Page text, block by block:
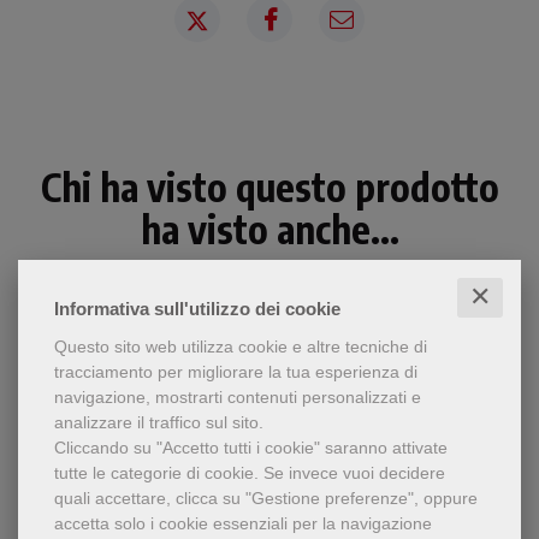
Informativa sull'utilizzo dei cookie ✕
Questo sito web utilizza cookie e altre tecniche di
tracciamento per migliorare la tua esperienza di
navigazione, mostrarti contenuti personalizzati e
analizzare il traffico sul sito.
Cliccando su "Accetto tutti i cookie" saranno attivate
tutte le categorie di cookie. Se invece vuoi decidere
quali accettare, clicca su "Gestione preferenze", oppure
accetta solo i cookie essenziali per la navigazione
Chi ha visto questo prodotto
ha visto anche...